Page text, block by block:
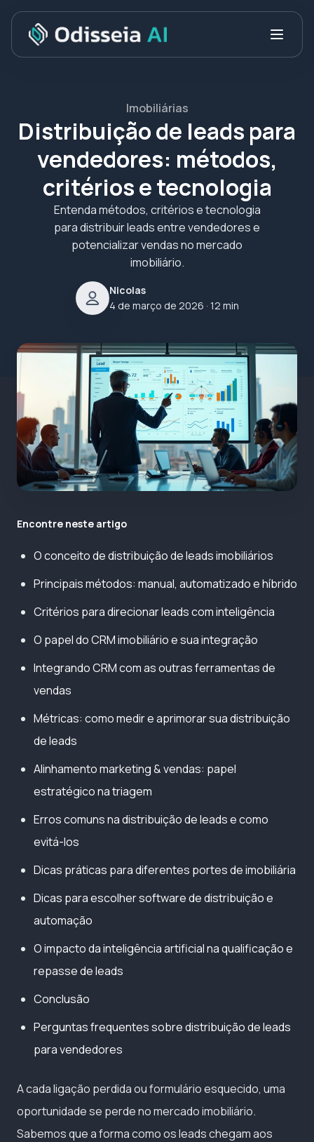
Imobiliárias
Distribuição de leads para
vendedores: métodos,
critérios e tecnologia
Entenda métodos, critérios e tecnologia
para distribuir leads entre vendedores e
potencializar vendas no mercado
imobiliário.
Nicolas
4 de março de 2026 · 12 min
Encontre neste artigo
O conceito de distribuição de leads imobiliários
Principais métodos: manual, automatizado e híbrido
Critérios para direcionar leads com inteligência
O papel do CRM imobiliário e sua integração
Integrando CRM com as outras ferramentas de
vendas
Métricas: como medir e aprimorar sua distribuição
de leads
Alinhamento marketing & vendas: papel
estratégico na triagem
Erros comuns na distribuição de leads e como
evitá-los
Dicas práticas para diferentes portes de imobiliária
Dicas para escolher software de distribuição e
automação
O impacto da inteligência artificial na qualificação e
repasse de leads
Conclusão
Perguntas frequentes sobre distribuição de leads
para vendedores
A cada ligação perdida ou formulário esquecido, uma
oportunidade se perde no mercado imobiliário.
Sabemos que a forma como os leads chegam aos